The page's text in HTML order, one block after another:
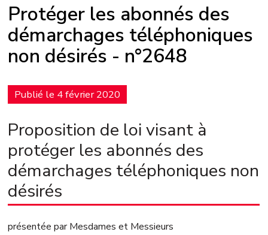
Protéger les abonnés des
démarchages téléphoniques
non désirés - n°2648
Publié le 4 février 2020
Proposition de loi visant à
protéger les abonnés des
démarchages téléphoniques non
désirés
présentée par Mesdames et Messieurs